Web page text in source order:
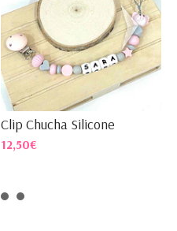
Clip Chucha Silicone
12,50€